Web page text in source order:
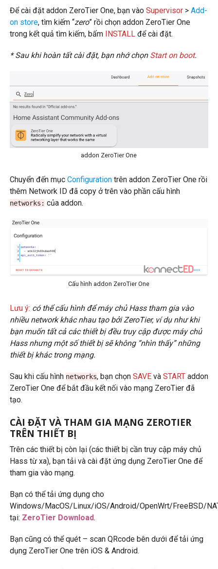
Để cài đặt addon ZeroTier One, bạn vào Supervisor> Add-
on store, tìm kiếm “zero” rồi chọn addon ZeroTier One
trong kết quả tìm kiếm, bấm INSTALLđể cài đặt.
* Sau khi hoàn tất cài đặt, bạn nhớ chọn Start on boot.
addon ZeroTier One
Chuyển đến mục Configurationtrên addon ZeroTier One rồi
thêm Network ID đã copy ở trên vào phần cấu hình
networks: của addon.
Cấu hình addon ZeroTier One
Lưu ý: có thể cấu hình để máy chủ Hass tham gia vào
nhiều network khác nhau tạo bởi ZeroTier, ví dụ như khi
bạn muốn tất cả các thiết bị đều truy cập được máy chủ
Hass nhưng một số thiết bị sẽ không “nhìn thấy” những
thiết bị khác trong mạng.
Sau khi cấu hình networks, bạn chọn SAVEvà STARTaddon
ZeroTier One để bắt đầu kết nối vào mạng ZeroTier đã
tạo.
CÀI ĐẶT VÀ THAM GIA MẠNG ZEROTIER
TRÊN THIẾT BỊ
Trên các thiết bị còn lại (các thiết bị cần truy cập máy chủ
Hass từ xa), bạn tải và cài đặt ứng dụng ZeroTier One để
tham gia vào mạng.
Bạn có thể tải ứng dụng cho
Windows/MacOS/Linux/iOS/Android/OpenWrt/FreeBSD/
tại: ZeroTier Download.
Bạn cũng có thể quét – scan QRcode bên dưới để tải ứng
dụng ZeroTier One trên iOS & Android.